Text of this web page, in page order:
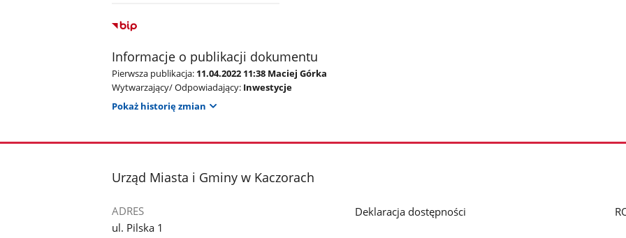
Informacje o publikacji dokumentu
Pierwsza publikacja: 11.04.2022 11:38 Maciej Górka
Wytwarzający/ Odpowiadający: Inwestycje
Pokaż historię zmian
stopka
Urząd Miasta i Gminy w Kaczorach
ADRES
ul. Pilska 1
Deklaracja dostępności